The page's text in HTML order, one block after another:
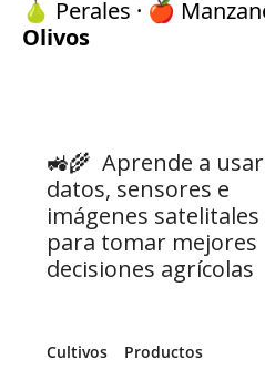
Olivos
🚜🌾 Aprende a usar
datos, sensores e
imágenes satelitales
para tomar mejores
decisiones agrícolas
Cultivos
Productos